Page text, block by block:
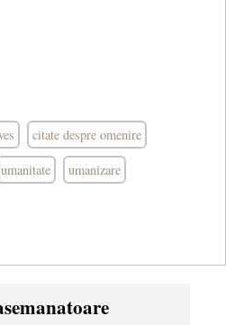
citate despre omenire
umanitate umanizare